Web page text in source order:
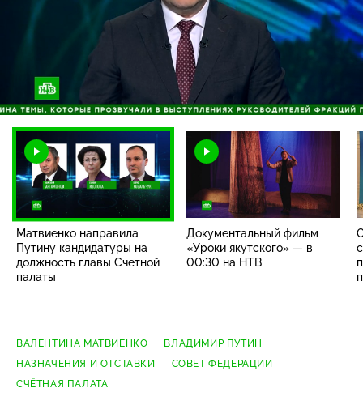
Загрузка
100.00%
Матвиенко направила
Путину кандидатуры на
должность главы Счетной
палаты
Документальный фильм
«Уроки якутского» — в
00:30 на НТВ
ВАЛЕНТИНА МАТВИЕНКО
ВЛАДИМИР ПУТИН
НАЗНАЧЕНИЯ И ОТСТАВКИ
СОВЕТ ФЕДЕРАЦИИ
СЧЁТНАЯ ПАЛАТА